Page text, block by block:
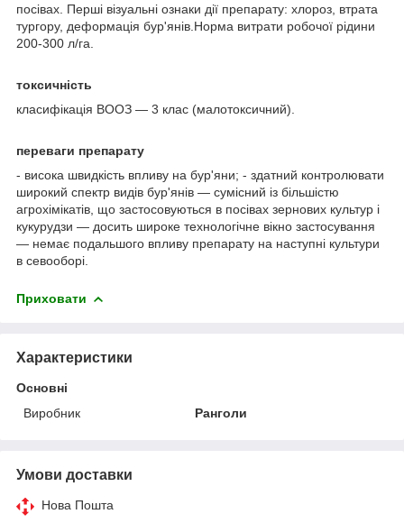
посівах. Перші візуальні ознаки дії препарату: хлороз, втрата
тургору, деформація бур'янів.Норма витрати робочої рідини
200-300 л/га.
токсичність
класифікація ВООЗ — 3 клас (малотоксичний).
переваги препарату
- висока швидкість впливу на бур'яни; - здатний контролювати
широкий спектр видів бур'янів — сумісний із більшістю
агрохімікатів, що застосовуються в посівах зернових культур і
кукурудзи — досить широке технологічне вікно застосування
— немає подальшого впливу препарату на наступні культури
в севооборі.
Приховати
Характеристики
Основні
Виробник
Ранголи
Умови доставки
Нова Пошта